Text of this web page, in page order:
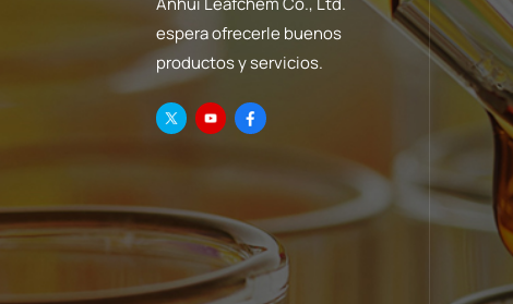
espera ofrecerle buenos
productos y servicios.